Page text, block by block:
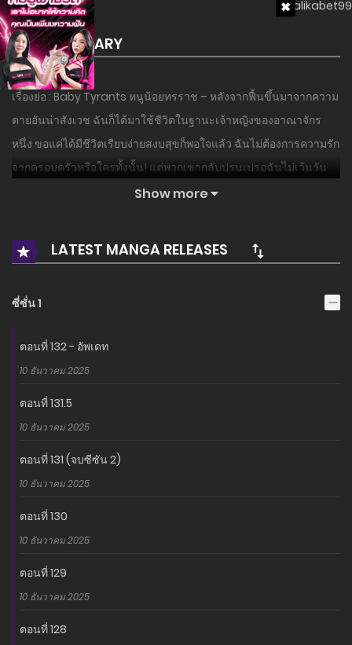
SUMMARY
เรื่องย่อ : Baby Tyrants หนูน้อยทรราช – หลังจากฟื้นขึ้นมาจากความ
ตายอันน่าสังเวช ฉันก็ได้มาใช้ชีวิตในฐานะเจ้าหญิงของอาณาจักร
หนึ่ง ขอแค่ได้มีชีวิตเรียบง่ายสงบสุขก็พอใจแล้ว ฉันไม่ต้องการความรัก
จากครอบครัวหรือใครทั้งนั้น! แต่พวกเขากลับปรนเปรอฉันไม่เว้นวัน
ไหนจะยกทั้งป่า ปราสาท หรือกระทั่งประเทศให้กับฉันที่อายุแค่ขวบ
อ่านเรื่องนี้ก่อนใครได้ที่ MANGA-LC.NET เท่านั้น!
Show more
LATEST MANGA RELEASES
ซี่ซั่น 1
ตอนที่ 132 - อัพเดท
10 ธันวาคม 2025
ตอนที่ 131.5
10 ธันวาคม 2025
ตอนที่ 131 (จบซีซัน 2)
10 ธันวาคม 2025
ตอนที่ 130
10 ธันวาคม 2025
ตอนที่ 129
10 ธันวาคม 2025
ตอนที่ 128